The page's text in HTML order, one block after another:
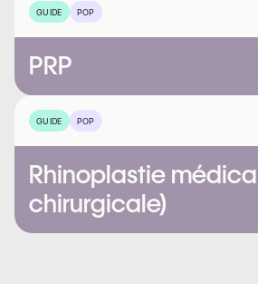
GUIDE POP
PRP
GUIDE POP
Rhinoplastie
chirurgicale)